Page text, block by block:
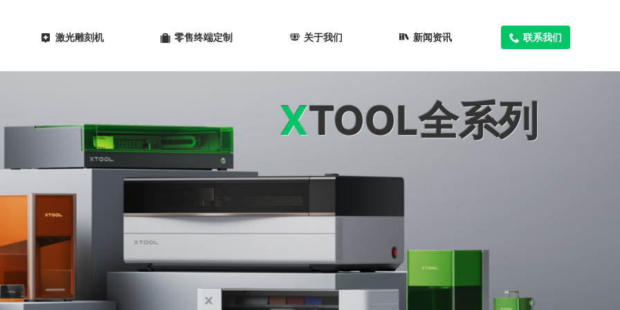
激光雕刻机 零售终端定制 关于我们 新闻资讯 联系我们
XTOOL全系列